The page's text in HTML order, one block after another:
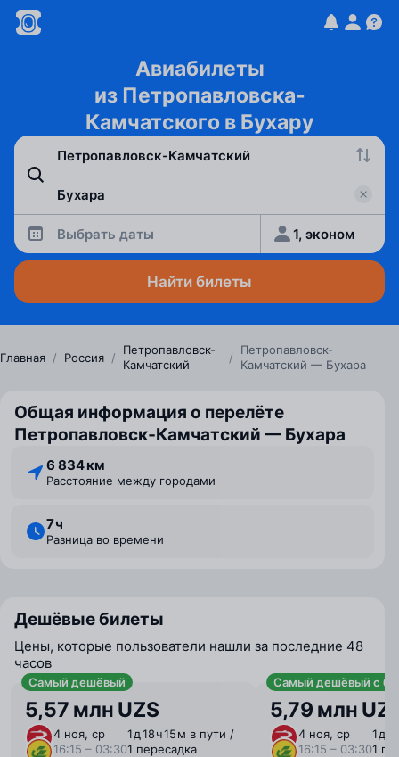
Авиабилеты
из Петропавловска-
Камчатского в Бухару
Выбрать даты 1, эконом
Найти билеты
Главная / Россия /
Петропавловск-
Камчатский
/
Петропавловск-
Камчатский — Бухара
Общая информация о перелёте
Петропавловск‑Камчатский — Бухара
6 834 км
Расстояние между городами
7 ⁠ч
Разница во времени
Дешёвые билеты
Цены, которые пользователи нашли за последние 48
часов
Самый дешёвый
5,57 млн UZS
4 ноя, ср
16:15 – 03:30
1 ⁠д 18 ⁠ч 15 ⁠м в пути /
1 пересадка
Самый дешёвый с
5,79 млн
4 ноя, ср
16:15 – 03:30
1 ⁠д
1